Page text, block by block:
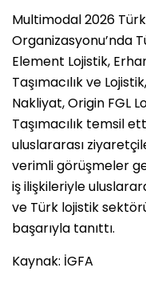
Multimodal 2026
Organizasyonu’nda
Element Lojistik,
Taşımacılık ve
Nakliyat, Origin FGL
Taşımacılık temsil
uluslararası
verimli görüşmeler
iş ilişkileriyle
ve Türk lojistik
başarıyla tanıttı.
Kaynak: İGFA